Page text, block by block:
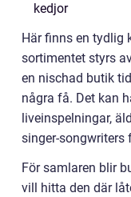
kedjor
Här finns en tydlig
sortimentet styrs
en nischad butik
några få. Det kan
liveinspelningar,
singer-songwriters
För samlaren blir
vill hitta den där